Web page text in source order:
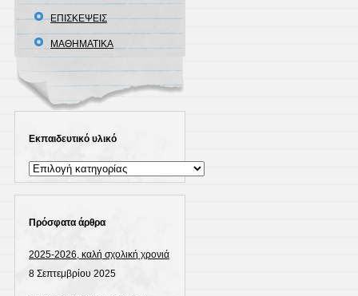
ΕΠΙΣΚΕΨΕΙΣ
ΜΑΘΗΜΑΤΙΚΑ
Εκπαιδευτικό υλικό
Εκπαιδευτικό
Πρόσφατα άρθρα
2025-2026, καλή σχολική χρονιά
8 Σεπτεμβρίου 2025